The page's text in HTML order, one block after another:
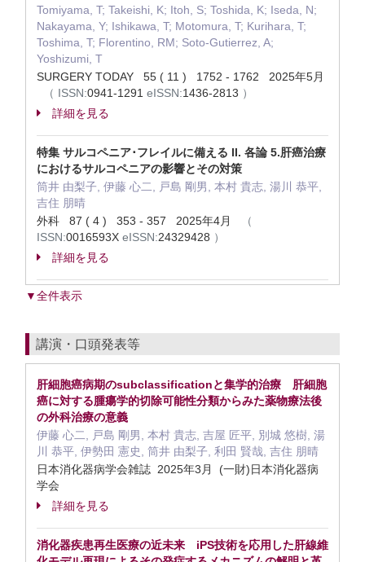
Tomiyama, T; Takeishi, K; Itoh, S; Toshida, K; Iseda, N;
Nakayama, Y; Ishikawa, T; Motomura, T; Kurihara, T;
Toshima, T; Florentino, RM; Soto-Gutierrez, A;
Yoshizumi, T
SURGERY TODAY 55 ( 11 ) 1752 - 1762 2025年5月
（ ISSN:0941-1291 eISSN:1436-2813 ）
詳細を見る
特集 サルコペニア･フレイルに備える II. 各論 5.肝癌治療
におけるサルコペニアの影響とその対策
筒井 由梨子, 伊藤 心二, 戸島 剛男, 本村 貴志, 湯川 恭平,
吉住 朋晴
外科 87 ( 4 ) 353 - 357 2025年4月
（
ISSN:0016593X eISSN:24329428 ）
詳細を見る
▼全件表示
講演・口頭発表等
肝細胞癌病期のsubclassificationと集学的治療 肝細胞
癌に対する腫瘍学的切除可能性分類からみた薬物療法後
の外科治療の意義
伊藤 心二, 戸島 剛男, 本村 貴志, 吉屋 匠平, 別城 悠樹, 湯
川 恭平, 伊勢田 憲史, 筒井 由梨子, 利田 賢哉, 吉住 朋晴
日本消化器病学会雑誌 2025年3月 (一財)日本消化器病
学会
詳細を見る
消化器疾患再生医療の近未来 iPS技術を応用した肝線維